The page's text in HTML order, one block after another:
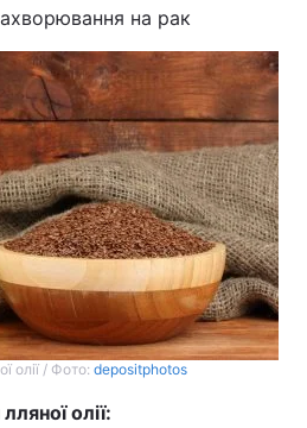
на рак
олії / Фото: depositphotos
олії: